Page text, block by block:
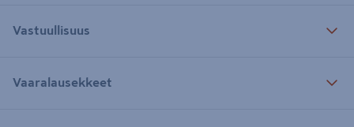
Vastuullisuus
Vaaralausekkeet